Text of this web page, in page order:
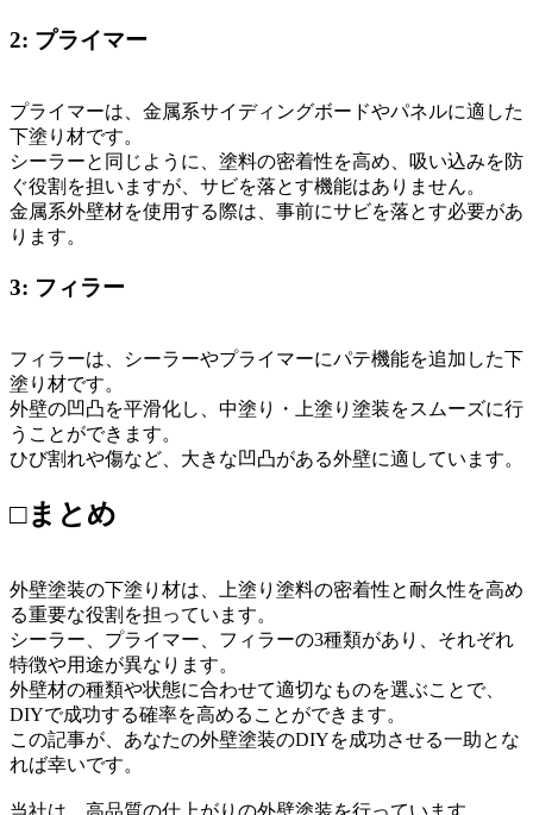
2: プライマー
プライマーは、金属系サイディングボードやパネルに適した
下塗り材です。
シーラーと同じように、塗料の密着性を高め、吸い込みを防
ぐ役割を担いますが、サビを落とす機能はありません。
金属系外壁材を使用する際は、事前にサビを落とす必要があ
ります。
3: フィラー
フィラーは、シーラーやプライマーにパテ機能を追加した下
塗り材です。
外壁の凹凸を平滑化し、中塗り・上塗り塗装をスムーズに行
うことができます。
ひび割れや傷など、大きな凹凸がある外壁に適しています。
□まとめ
外壁塗装の下塗り材は、上塗り塗料の密着性と耐久性を高め
る重要な役割を担っています。
シーラー、プライマー、フィラーの3種類があり、それぞれ
特徴や用途が異なります。
外壁材の種類や状態に合わせて適切なものを選ぶことで、
DIYで成功する確率を高めることができます。
この記事が、あなたの外壁塗装のDIYを成功させる一助とな
れば幸いです。